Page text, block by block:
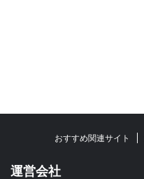
おすすめ関連サイト
運営会社